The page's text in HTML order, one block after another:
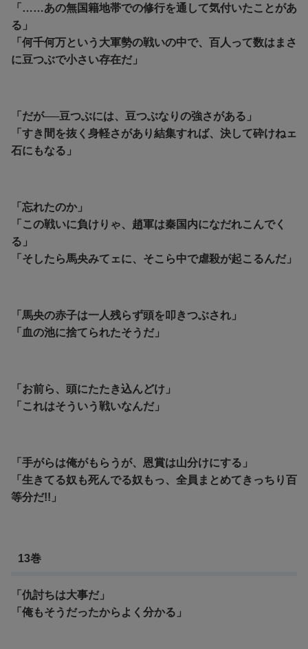
「……あの無国籍地帯での修行を通して気付いたことがあ
る」
「何千何万という大軍勢の戦いの中で、百人って数はまさ
に豆つぶで小さい存在だ」
「だが──豆つぶには、豆つぶなりの強さがある」
「すき間を抜く身軽さがあり結集すれば、決して砕けねェ
石にもなる」
「忘れたのか」
「この戦いに負けりゃ、趙軍は秦国内になだれこんでく
る」
「そしたら馬央みてェに、そこら中で虐殺が起こるんだ」
「馬央の赤子は一人残らず頭を叩きつぶされ」
「血の池に捨てられたそうだ」
「お前ら、頭にたたき込んどけ」
「これはそういう戦いなんだ」
「手がらは俺がもらうが、恩賞は山分けにする」
「生きてる奴も死んでる奴もっ、全員まとめてきっちり百
等分だ!!」
13巻
「仇討ちは大事だ」
「俺もそうだったからよく分かる」